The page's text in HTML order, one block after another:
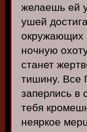
желаешь ей
ушей
окружающих
ночную
станет
тишину. Все
заперлись в
тебя
неяркое